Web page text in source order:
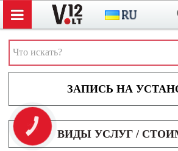
ВИДЫ УСЛУГ /
Вход/Регистрация
АВТОЗВУК
АКСЕССУАРЫ И ДОПОЛНИТЕЛЬНОЕ ОБОРУДОВАНИЕ
ВИДЕОРЕГИСТРАТОРЫ
МУЛЬТИМЕДИА
КНОПКА
ЗВ'ЯЗКУ